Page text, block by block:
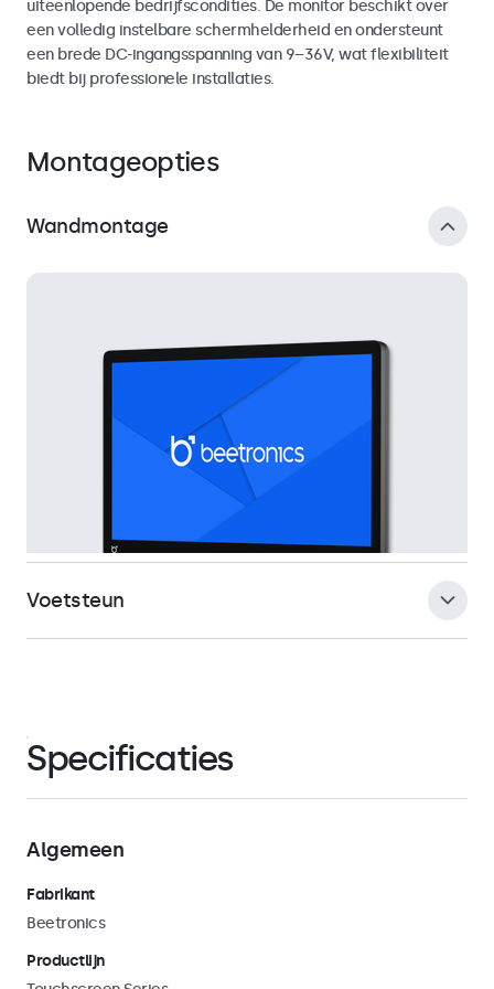
uiteenlopende bedrijfscondities. De monitor beschikt over
een volledig instelbare schermhelderheid en ondersteunt
een brede DC-ingangsspanning van 9–36V, wat flexibiliteit
biedt bij professionele installaties.
Montageopties
Wandmontage
VESA-mount aan de achterzijde van de touchscreen.
Hiermee kan het touchscreen in zowel landscape als
Voetsteun
Specificaties
Algemeen
Fabrikant
Beetronics
Productlijn